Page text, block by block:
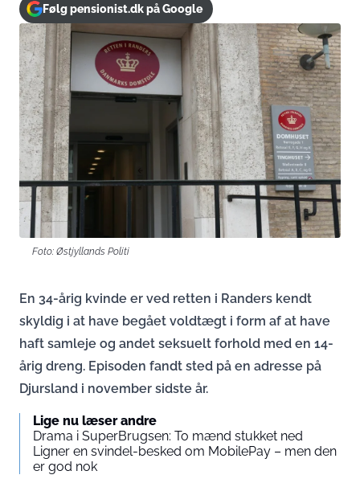
Følg pensionist.dk på Google
Foto: Østjyllands Politi
En 34-årig kvinde er ved retten i Randers kendt
skyldig i at have begået voldtægt i form af at have
haft samleje og andet seksuelt forhold med en 14-
årig dreng. Episoden fandt sted på en adresse på
Djursland i november sidste år.
Lige nu læser andre
Drama i SuperBrugsen: To mænd stukket ned
Ligner en svindel-besked om MobilePay – men den
er god nok